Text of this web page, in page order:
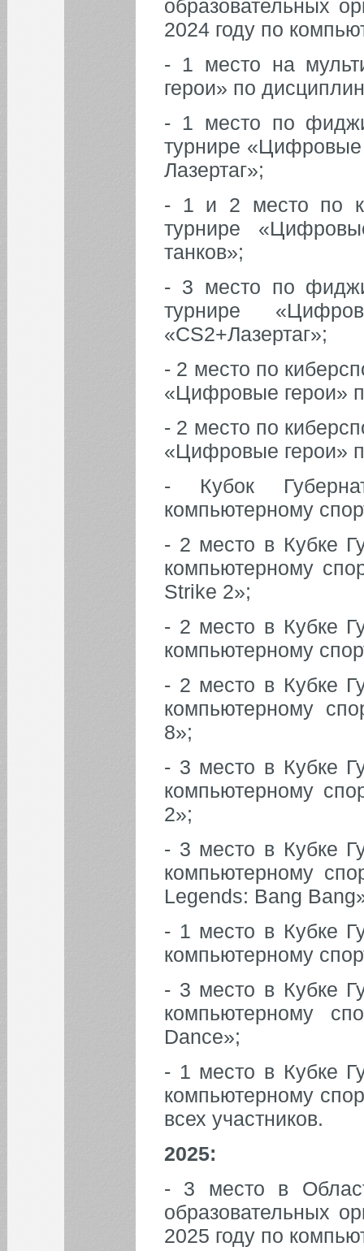
образовательных
2024 году по
- 1 место на
герои» по
- 1 место по
турнире
Лазертаг»;
- 1 и 2 место по
турнире
танков»;
- 3 место по
турнире
«CS2+Лазертаг»;
- 2 место по
«Цифровые герои»
- 2 место по
«Цифровые герои»
- Кубок
компьютерному
- 2 место в Кубке
компьютерному
Strike 2»;
- 2 место в Кубке
компьютерному
- 2 место в Кубке
компьютерному
8»;
- 3 место в Кубке
компьютерному
2»;
- 3 место в Кубке
компьютерному
Legends: Bang
- 1 место в Кубке
компьютерному
- 3 место в Кубке
компьютерному
Dance»;
- 1 место в Кубке
компьютерному
всех участников.
2025:
- 3 место в
образовательных
2025 году по